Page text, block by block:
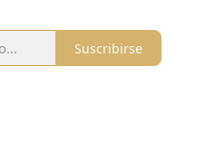
Suscribirse